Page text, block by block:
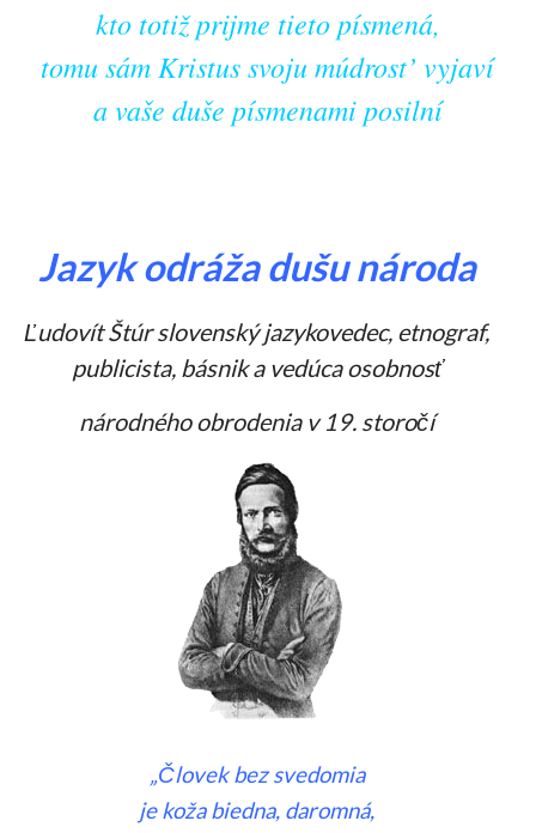
kto totiž prijme tieto písmená,
tomu sám Kristus svoju múdrost’ vyjaví
a vaše duše písmenami posilní
Jazyk odráža dušu národa
Ľudovít Štúr slovenský jazykovedec, etnograf,
publicista, básnik a vedúca osobnosť
národného obrodenia v 19. storočí
„Človek bez svedomia
je koža biedna, daromná,